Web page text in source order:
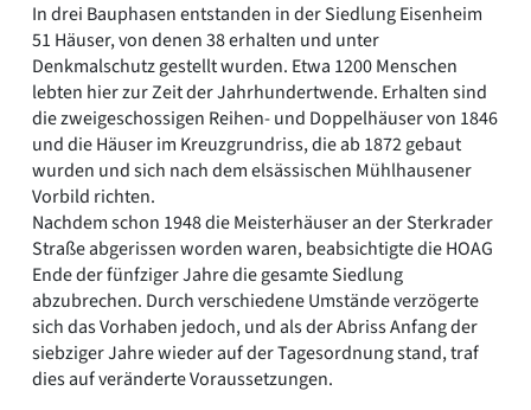
In drei Bauphasen entstanden in der Siedlung Eisenheim
51 Häuser, von denen 38 erhalten und unter
Denkmalschutz gestellt wurden. Etwa 1200 Menschen
lebten hier zur Zeit der Jahrhundertwende. Erhalten sind
die zweigeschossigen Reihen- und Doppelhäuser von 1846
und die Häuser im Kreuzgrundriss, die ab 1872 gebaut
wurden und sich nach dem elsässischen Mühlhausener
Vorbild richten.
Nachdem schon 1948 die Meisterhäuser an der Sterkrader
Straße abgerissen worden waren, beabsichtigte die HOAG
Ende der fünfziger Jahre die gesamte Siedlung
abzubrechen. Durch verschiedene Umstände verzögerte
sich das Vorhaben jedoch, und als der Abriss Anfang der
siebziger Jahre wieder auf der Tagesordnung stand, traf
dies auf veränderte Voraussetzungen.